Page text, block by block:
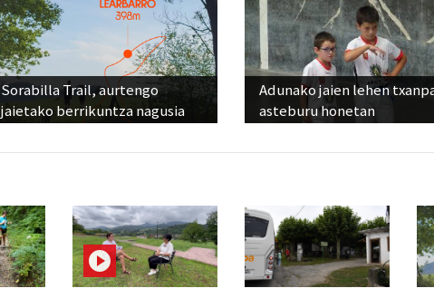
Sorabilla Trail, aurtengo
jaietako berrikuntza nagusia
Adunako jaien lehen
asteburu honetan